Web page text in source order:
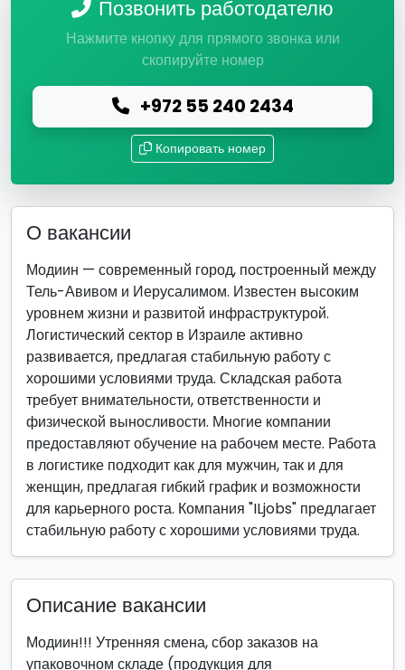
Позвонить работодателю
Нажмите кнопку для прямого звонка или
скопируйте номер
+972 55 240 2434
Копировать номер
О вакансии
Модиин — современный город, построенный между
Тель-Авивом и Иерусалимом. Известен высоким
уровнем жизни и развитой инфраструктурой.
Логистический сектор в Израиле активно
развивается, предлагая стабильную работу с
хорошими условиями труда. Складская работа
требует внимательности, ответственности и
физической выносливости. Многие компании
предоставляют обучение на рабочем месте. Работа
в логистике подходит как для мужчин, так и для
женщин, предлагая гибкий график и возможности
для карьерного роста. Компания "ILjobs" предлагает
стабильную работу с хорошими условиями труда.
Описание вакансии
Модиин!!! Утренняя смена, сбор заказов на
упаковочном складе (продукция для